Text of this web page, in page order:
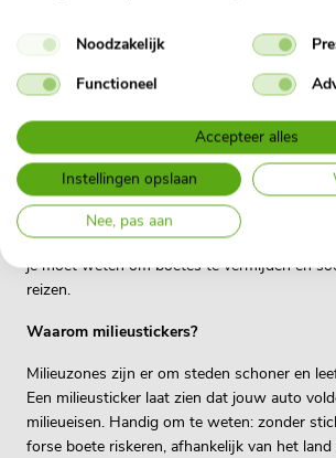
Milieustickers en
onbezorgd op reis met
zakelijke leaseauto
Ga je deze kerstvakantie op pad met jouw
Vergeet niet om milieuzones in Europa in de
Veel landen hanteren regels zoals
toegangspassen om stedelijke gebieden en
beschermen. Geen zorgen, we leggen je
je moet weten om boetes te vermijden en
reizen.
Waarom milieustickers?
Milieuzones zijn er om steden schoner en
Een milieusticker laat zien dat jouw auto
milieueisen. Handig om te weten: zonder
forse boete riskeren, afhankelijk van het
Noodzakelijk
Functioneel
Accepteer alles
Instellingen opslaan
Nee, pas aan